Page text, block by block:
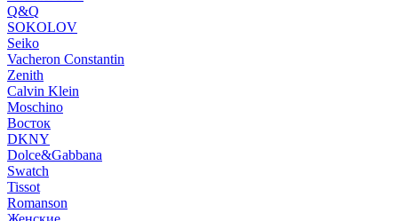
Q&Q
SOKOLOV
Seiko
Vacheron Constantin
Zenith
Calvin Klein
Moschino
Восток
DKNY
Dolce&Gabbana
Swatch
Tissot
Romanson